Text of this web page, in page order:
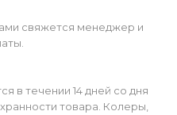
свяжется менеджер и
в течении 14 дней со дня
товара. Колеры,